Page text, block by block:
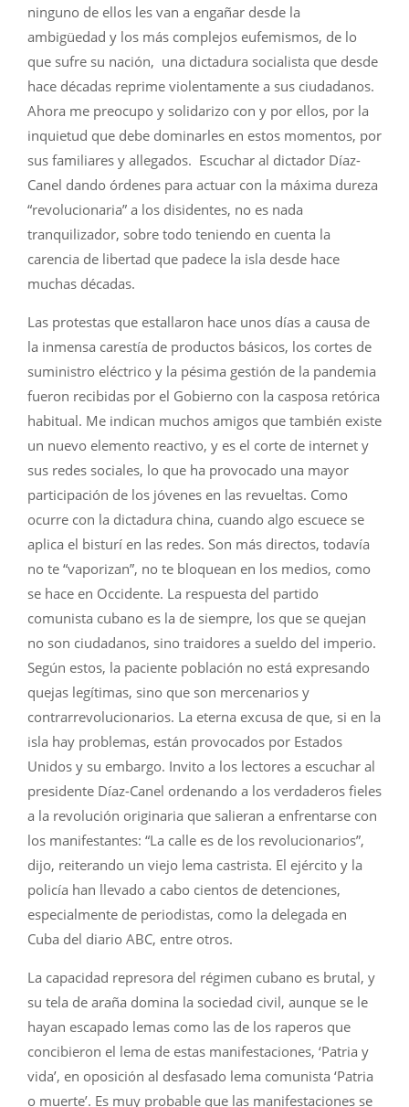
ninguno de ellos les van a engañar desde la
ambigüedad y los más complejos eufemismos, de lo
que sufre su nación, una dictadura socialista que desde
hace décadas reprime violentamente a sus ciudadanos.
Ahora me preocupo y solidarizo con y por ellos, por la
inquietud que debe dominarles en estos momentos, por
sus familiares y allegados. Escuchar al dictador Díaz-
Canel dando órdenes para actuar con la máxima dureza
“revolucionaria” a los disidentes, no es nada
tranquilizador, sobre todo teniendo en cuenta la
carencia de libertad que padece la isla desde hace
muchas décadas.
Las protestas que estallaron hace unos días a causa de
la inmensa carestía de productos básicos, los cortes de
suministro eléctrico y la pésima gestión de la pandemia
fueron recibidas por el Gobierno con la casposa retórica
habitual. Me indican muchos amigos que también existe
un nuevo elemento reactivo, y es el corte de internet y
sus redes sociales, lo que ha provocado una mayor
participación de los jóvenes en las revueltas. Como
ocurre con la dictadura china, cuando algo escuece se
aplica el bisturí en las redes. Son más directos, todavía
no te “vaporizan”, no te bloquean en los medios, como
se hace en Occidente. La respuesta del partido
comunista cubano es la de siempre, los que se quejan
no son ciudadanos, sino traidores a sueldo del imperio.
Según estos, la paciente población no está expresando
quejas legítimas, sino que son mercenarios y
contrarrevolucionarios. La eterna excusa de que, si en la
isla hay problemas, están provocados por Estados
Unidos y su embargo. Invito a los lectores a escuchar al
presidente Díaz-Canel ordenando a los verdaderos fieles
a la revolución originaria que salieran a enfrentarse con
los manifestantes: “La calle es de los revolucionarios”,
dijo, reiterando un viejo lema castrista. El ejército y la
policía han llevado a cabo cientos de detenciones,
especialmente de periodistas, como la delegada en
Cuba del diario ABC, entre otros.
La capacidad represora del régimen cubano es brutal, y
su tela de araña domina la sociedad civil, aunque se le
hayan escapado lemas como las de los raperos que
concibieron el lema de estas manifestaciones, ‘Patria y
vida’, en oposición al desfasado lema comunista ‘Patria
o muerte’. Es muy probable que las manifestaciones se